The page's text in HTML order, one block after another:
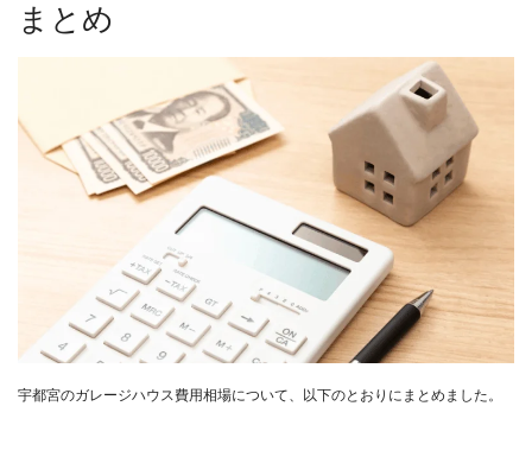
まとめ
宇都宮のガレージハウス費用相場について、以下のとおりにまとめました。